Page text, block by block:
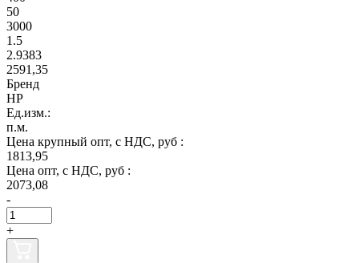
50
3000
1.5
2.9383
2591,35
Бренд
НР
Ед.изм.:
п.м.
Цена крупный опт, с НДС, руб :
1813,95
Цена опт, с НДС, руб :
2073,08
-
+